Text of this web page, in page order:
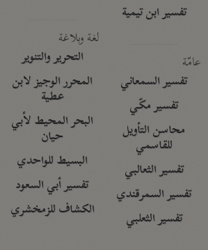
تفسير ابن تيمية
عامّة
تفسير السمعاني
تفسير مكّي
محاسن التأويل
للقاسمي
تفسير الثعالبي
تفسير السمرقندي
تفسير الثعلبي
لغة وبلاغة
التحرير والتنوير
المحرر الوجيز لابن
عطية
البحر المحيط لأبي
حيان
البسيط للواحدي
تفسير أبي السعود
الكشاف للزمخشري